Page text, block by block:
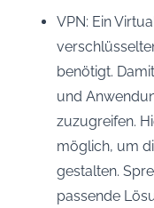
VPN: Ein
benötigt.
und
zuzugreifen.
möglich, um
gestalten.
passende